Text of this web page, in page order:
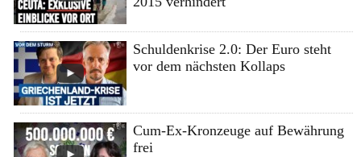
Schuldenkrise 2.0: Der Euro steht
vor dem nächsten Kollaps
Cum-Ex-Kronzeuge auf Bewährung
frei